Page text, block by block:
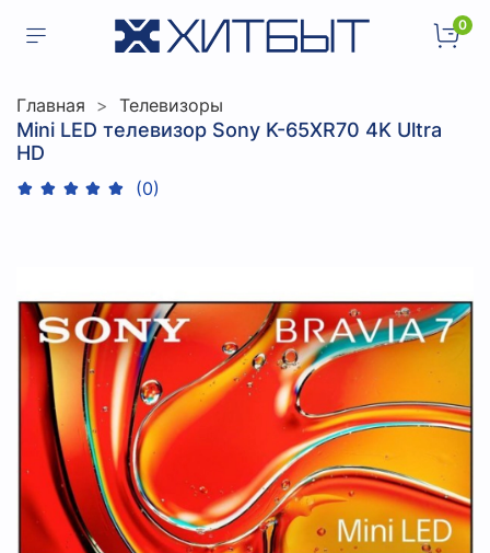
0
Главная Телевизоры
Mini LED телевизор Sony K-65XR70 4K Ultra
HD
(0)